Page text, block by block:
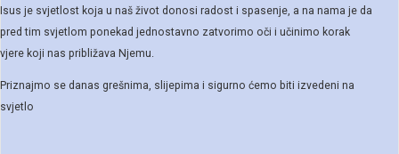
Isus je svjetlost koja u naš život donosi radost i spasenje, a na nama je da
pred tim svjetlom ponekad jednostavno zatvorimo oči i učinimo korak
vjere koji nas približava Njemu.
Priznajmo se danas grešnima, slijepima i sigurno ćemo biti izvedeni na
svjetlo